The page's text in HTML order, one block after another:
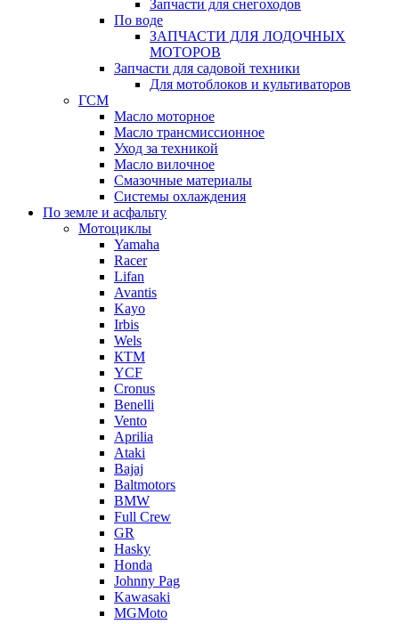
Запчасти для снегоходов
По воде
ЗАПЧАСТИ ДЛЯ ЛОДОЧНЫХ
МОТОРОВ
Запчасти для садовой техники
Для мотоблоков и культиваторов
ГСМ
Масло моторное
Масло трансмиссионное
Уход за техникой
Масло вилочное
Смазочные материалы
Системы охлаждения
По земле и асфальту
Мотоциклы
Yamaha
Racer
Lifan
Avantis
Kayo
Irbis
Wels
КТМ
YCF
Cronus
Benelli
Vento
Aprilia
Ataki
Bajaj
Baltmotors
BMW
Full Crew
GR
Hasky
Honda
Johnny Pag
Kawasaki
MGMoto